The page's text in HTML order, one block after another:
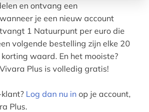
en ontvang een
je een nieuw account
1 Natuurpunt per euro die
volgende bestelling zijn elke 20
waard. En het mooiste?
Plus is volledig gratis!
Log dan nu in op je account,
Plus.